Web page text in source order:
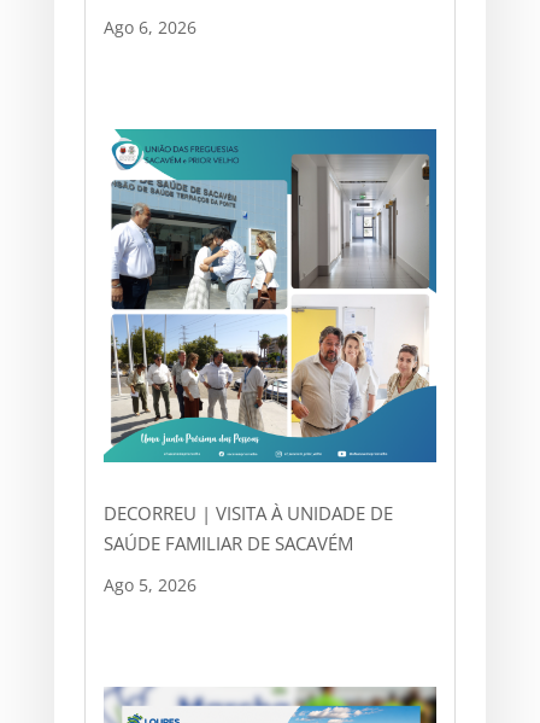
Ago 6, 2026
DECORREU | VISITA À UNIDADE DE
SAÚDE FAMILIAR DE SACAVÉM
Ago 5, 2026